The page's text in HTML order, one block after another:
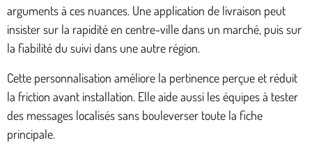
arguments à ces nuances. Une application de livraison peut
insister sur la rapidité en centre-ville dans un marché, puis sur
la fiabilité du suivi dans une autre région.
Cette personnalisation améliore la pertinence perçue et réduit
la friction avant installation. Elle aide aussi les équipes à tester
des messages localisés sans bouleverser toute la fiche
principale.